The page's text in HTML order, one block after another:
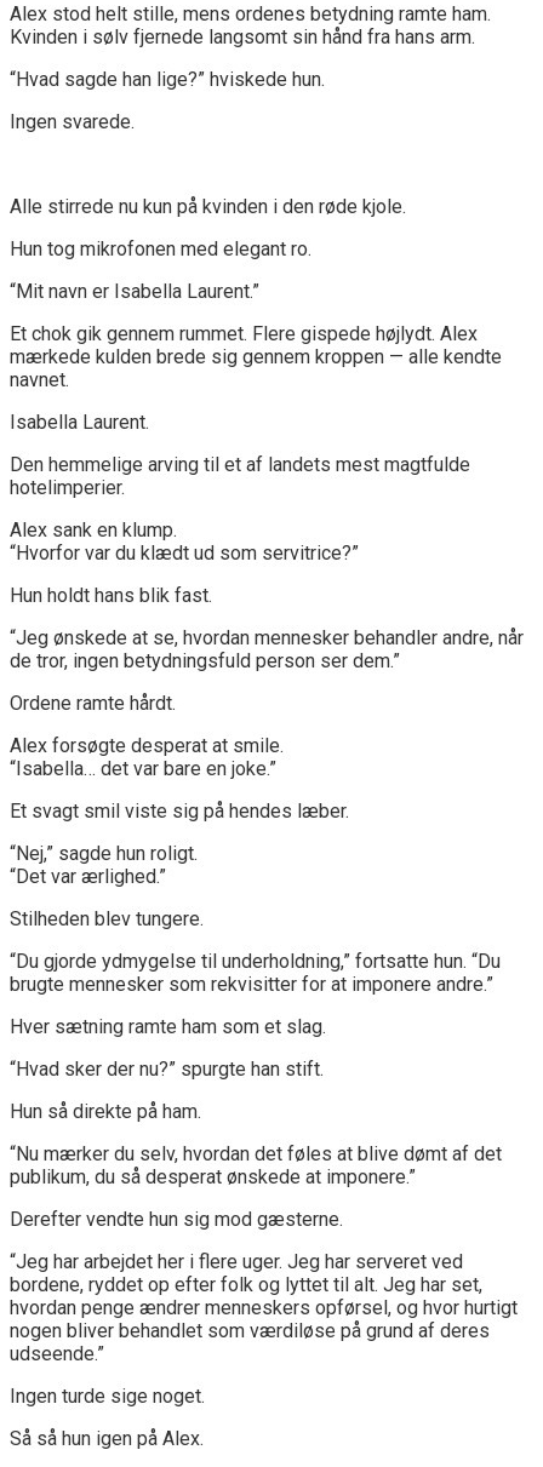
Alex stod helt stille, mens ordenes betydning ramte ham.
Kvinden i sølv fjernede langsomt sin hånd fra hans arm.
“Hvad sagde han lige?” hviskede hun.
Ingen svarede.
Alle stirrede nu kun på kvinden i den røde kjole.
Hun tog mikrofonen med elegant ro.
“Mit navn er Isabella Laurent.”
Et chok gik gennem rummet. Flere gispede højlydt. Alex
mærkede kulden brede sig gennem kroppen — alle kendte
navnet.
Isabella Laurent.
Den hemmelige arving til et af landets mest magtfulde
hotelimperier.
Alex sank en klump.
“Hvorfor var du klædt ud som servitrice?”
Hun holdt hans blik fast.
“Jeg ønskede at se, hvordan mennesker behandler andre, når
de tror, ingen betydningsfuld person ser dem.”
Ordene ramte hårdt.
Alex forsøgte desperat at smile.
“Isabella… det var bare en joke.”
Et svagt smil viste sig på hendes læber.
“Nej,” sagde hun roligt.
“Det var ærlighed.”
Stilheden blev tungere.
“Du gjorde ydmygelse til underholdning,” fortsatte hun. “Du
brugte mennesker som rekvisitter for at imponere andre.”
Hver sætning ramte ham som et slag.
“Hvad sker der nu?” spurgte han stift.
Hun så direkte på ham.
“Nu mærker du selv, hvordan det føles at blive dømt af det
publikum, du så desperat ønskede at imponere.”
Derefter vendte hun sig mod gæsterne.
“Jeg har arbejdet her i flere uger. Jeg har serveret ved
bordene, ryddet op efter folk og lyttet til alt. Jeg har set,
hvordan penge ændrer menneskers opførsel, og hvor hurtigt
nogen bliver behandlet som værdiløse på grund af deres
udseende.”
Ingen turde sige noget.
Så så hun igen på Alex.